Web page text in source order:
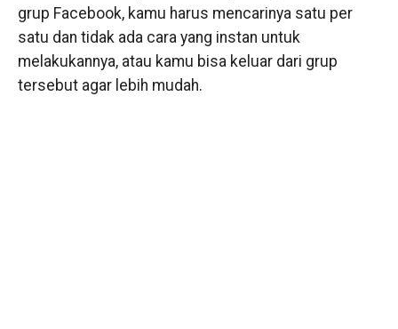
grup Facebook, kamu harus mencarinya satu per
satu dan tidak ada cara yang instan untuk
melakukannya, atau kamu bisa keluar dari grup
tersebut agar lebih mudah.